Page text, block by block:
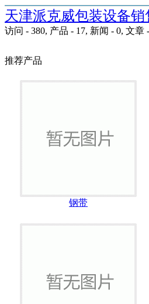
天津派克威包装设备销
访问 - 380, 产品 - 17, 新闻 - 0, 文章
推荐产品
钢带